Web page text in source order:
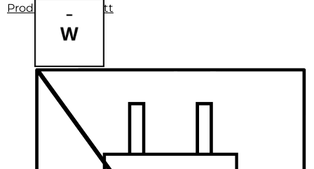
Produktdatenblatt